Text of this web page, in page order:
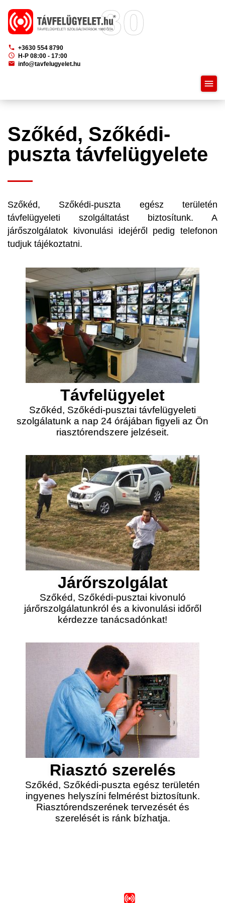
phone +3630 554 8790
schedule
H-P 08:00 - 17:00
mail info@tavfelugyelet.hu
menu
Szőkéd, Szőkédi-
puszta távfelügyelete
Szőkéd, Szőkédi-puszta egész területén
távfelügyeleti szolgáltatást biztosítunk. A
járőszolgálatok kivonulási idejéről pedig telefonon
tudjuk tájékoztatni.
Távfelügyelet
Szőkéd, Szőkédi-pusztai távfelügyeleti
szolgálatunk a nap 24 órájában figyeli az Ön
riasztórendszere jelzéseit.
Járőrszolgálat
Szőkéd, Szőkédi-pusztai kivonuló
járőrszolgálatunkról és a kivonulási időről
kérdezze tanácsadónkat!
Riasztó szerelés
Szőkéd, Szőkédi-puszta egész területén
ingyenes helyszíni felmérést biztosítunk.
Riasztórendszerének tervezését és
szerelését is ránk bízhatja.